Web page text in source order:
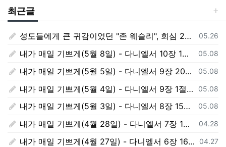
최근글
등록일
05.26
성도들에게 큰 귀감이었던 "존 웨슬리", 회심 285 주년을 맞으며,
등록일
05.08
내가 매일 기쁘게(5월 8일) - 다니엘서 10장 1절 ~ 9절
등록일
05.08
내가 매일 기쁘게(5월 5일) - 다니엘서 9장 20절 ~ 27절
등록일
05.08
내가 매일 기쁘게(5월 4일) - 다니엘서 9장 1절 ~ 19절
등록일
05.08
내가 매일 기쁘게(5월 3일) - 다니엘서 8장 15절 ~ 27절
등록일
04.28
내가 매일 기쁘게(4월 28일) - 다니엘서 7장 1절 ~ 14절
등록일
04.27
내가 매일 기쁘게(4월 27일) - 다니엘서 6장 16절 ~ 28절